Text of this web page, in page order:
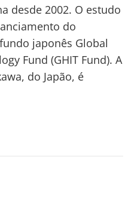
desde 2002. O estudo
do
japonês Global
Fund (GHIT Fund). A
do Japão, é